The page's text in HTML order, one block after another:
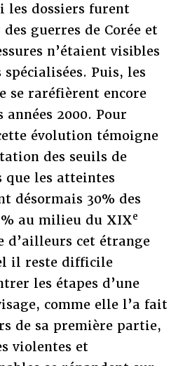
les dossiers furent
guerres de Corée et
n’étaient visibles
spécialisées. Puis, les
se raréfièrent encore
années 2000. Pour
évolution témoigne
des seuils de
que les atteintes
désormais 30% des
au milieu du XIXe
d’ailleurs cet étrange
il reste difficile
les étapes d’une
comme elle l’a fait
de sa première partie,
violentes et